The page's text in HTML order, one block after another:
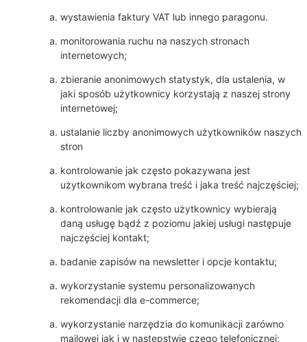
wystawienia faktury VAT lub innego paragonu.
monitorowania ruchu na naszych stronach
internetowych;
zbieranie anonimowych statystyk, dla ustalenia, w
jaki sposób użytkownicy korzystają z naszej strony
internetowej;
ustalanie liczby anonimowych użytkowników naszych
stron
kontrolowanie jak często pokazywana jest
użytkownikom wybrana treść i jaka treść najczęściej;
kontrolowanie jak często użytkownicy wybierają
daną usługę bądź z poziomu jakiej usługi następuje
najczęściej kontakt;
badanie zapisów na newsletter i opcje kontaktu;
wykorzystanie systemu personalizowanych
rekomendacji dla e-commerce;
wykorzystanie narzędzia do komunikacji zarówno
mailowej jak i w następstwie czego telefonicznej;